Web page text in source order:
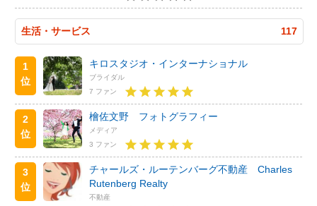
生活・サービス 117
1
位
キロスタジオ・インターナショナル
ブライダル
7 ファン
2
位
檜佐文野 フォトグラフィー
メディア
3 ファン
3
位
チャールズ・ルーテンバーグ不動産 Charles
Rutenberg Realty
不動産